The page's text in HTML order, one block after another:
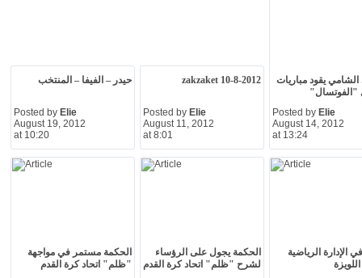
حيدر – الفيفا – المنتخب
Posted by Elie
August 19, 2012
at 10:20
zakzaket 10-8-2012
Posted by Elie
August 11, 2012
at 8:01
الشامي يقود مباريات
"الفوتسال"
Posted by Elie
August 14, 2012
at 13:24
الحكمة مستمر في مواجهة
"ظلم" اتحاد كرة القدم
الحكمة يجول على الرؤساء
لشرح "ظلم" اتحاد كرة القدم
الإدارة الرياضية